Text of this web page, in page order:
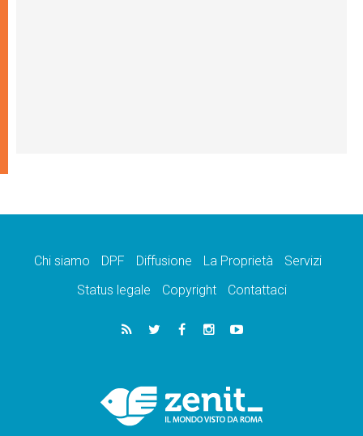
Chi siamo DPF Diffusione La Proprietà
Servizi
Status legale
Copyright Contattaci